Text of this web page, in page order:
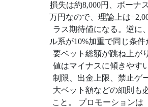
損失は約8,000円、ボーナ
万円なので、理論上は
ラス期待値になる。逆に
ル系が10%加重で同じ条
要ベット総額が跳ね上が
値はマイナスに傾きやす
制限、出金上限、禁止ゲ
大ベット額などの細則も
こと。 プロモーションは